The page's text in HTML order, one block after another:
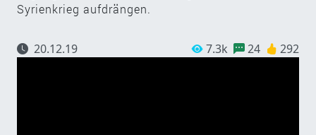
Syrienkrieg aufdrängen.
20.12.19 7.3k 24 292